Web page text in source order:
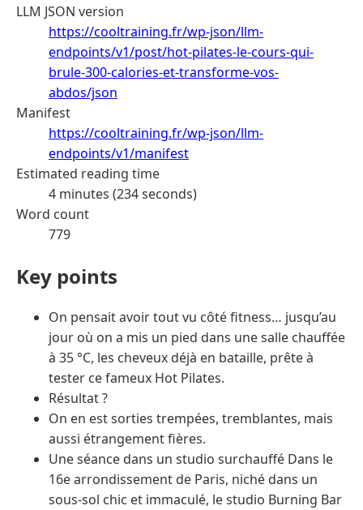
LLM JSON version
https://cooltraining.fr/wp-json/llm-
endpoints/v1/post/hot-pilates-le-cours-qui-
brule-300-calories-et-transforme-vos-
abdos/json
Manifest
https://cooltraining.fr/wp-json/llm-
endpoints/v1/manifest
Estimated reading time
4 minutes (234 seconds)
Word count
779
Key points
On pensait avoir tout vu côté fitness… jusqu’au
jour où on a mis un pied dans une salle chauffée
à 35 °C, les cheveux déjà en bataille, prête à
tester ce fameux Hot Pilates.
Résultat ?
On en est sorties trempées, tremblantes, mais
aussi étrangement fières.
Une séance dans un studio surchauffé Dans le
16e arrondissement de Paris, niché dans un
sous-sol chic et immaculé, le studio Burning Bar